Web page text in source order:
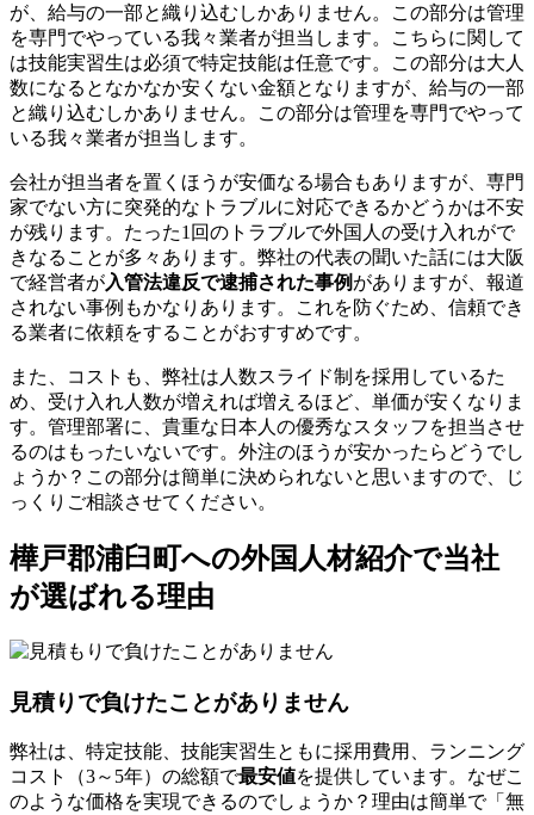
が、給与の一部と織り込むしかありません。この部分は管理
を専門でやっている我々業者が担当します。こちらに関して
は技能実習生は必須で特定技能は任意です。この部分は大人
数になるとなかなか安くない金額となりますが、給与の一部
と織り込むしかありません。この部分は管理を専門でやって
いる我々業者が担当します。
会社が担当者を置くほうが安価なる場合もありますが、専門
家でない方に突発的なトラブルに対応できるかどうかは不安
が残ります。たった1回のトラブルで外国人の受け入れがで
きなることが多々あります。弊社の代表の聞いた話には大阪
で経営者が入管法違反で逮捕された事例 がありますが、報道
されない事例もかなりあります。これを防ぐため、信頼でき
る業者に依頼をすることがおすすめです。
また、コストも、弊社は人数スライド制を採用しているた
め、受け入れ人数が増えれば増えるほど、単価が安くなりま
す。管理部署に、貴重な日本人の優秀なスタッフを担当させ
るのはもったいないです。外注のほうが安かったらどうでし
ょうか？この部分は簡単に決められないと思いますので、じ
っくりご相談させてください。
樺戸郡浦臼町への外国人材紹介で当社
が選ばれる理由
見積りで負けたことがありません
弊社は、特定技能、技能実習生ともに採用費用、ランニング
コスト（3～5年）の総額で最安値を提供しています。なぜこ
のような価格を実現できるのでしょうか？理由は簡単で「無